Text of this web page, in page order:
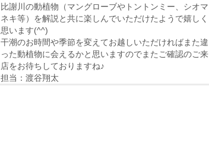
比謝川の動植物（マングローブやトントンミー、シオマ
ネキ等）を解説と共に楽しんでいただけたようで嬉しく
思います(^^)
干潮のお時間や季節を変えてお越しいただければまた違
った動植物に会えるかと思いますのでまたご確認のご来
店をお待ちしておりますね♪
担当：渡谷翔太